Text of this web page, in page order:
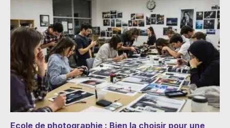
Ecole de photographie : Bien la choisir pour une